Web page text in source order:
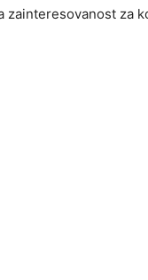
zainteresovanost za